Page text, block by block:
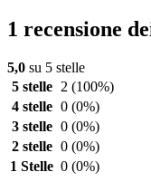
1 recensione
5,0 su 5 stelle
5 stelle
2 (100%)
4 stelle 0 (0%)
3 stelle 0 (0%)
2 stelle 0 (0%)
1 Stelle 0 (0%)